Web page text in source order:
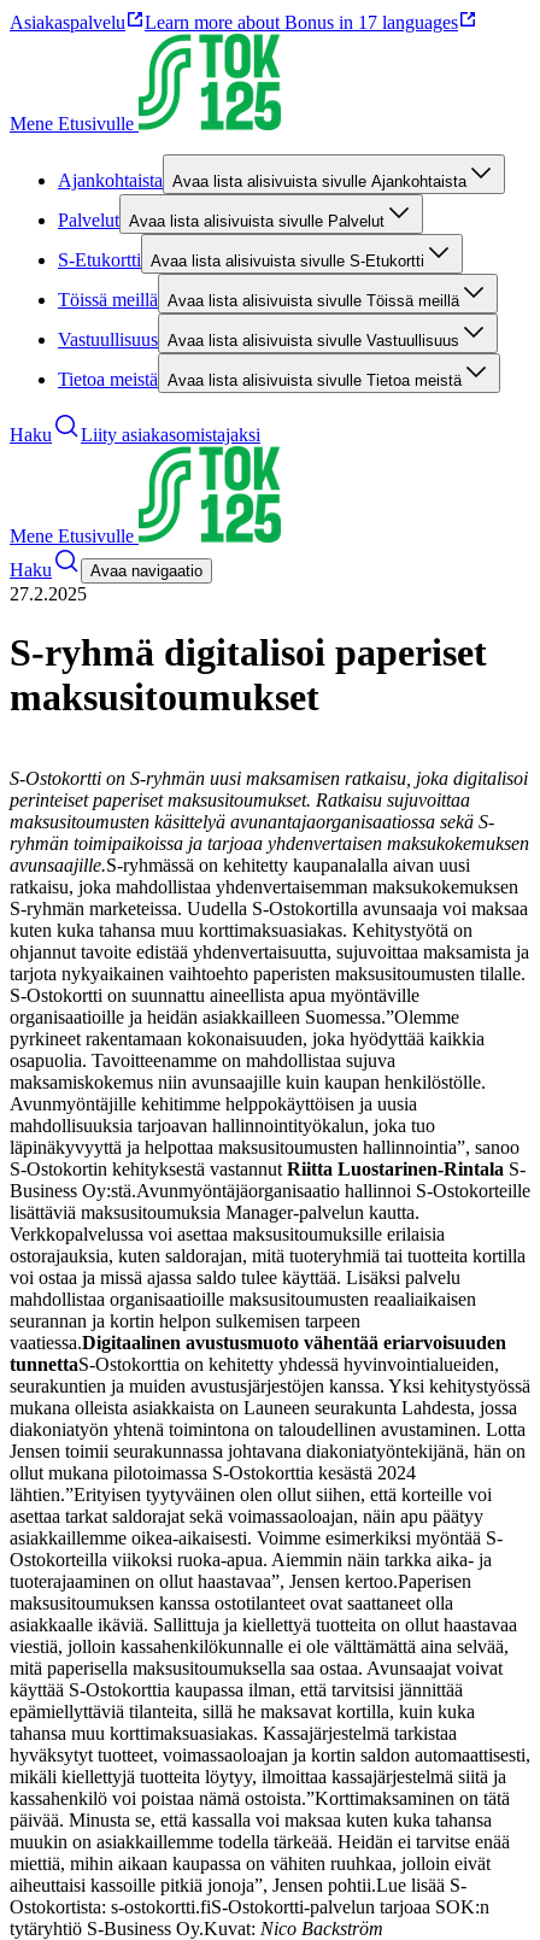
Asiakaspalvelu Learn more about Bonus in 17 languages
Mene Etusivulle
Ajankohtaista Avaa lista alisivuista sivulle Ajankohtaista
Palvelut Avaa lista alisivuista sivulle Palvelut
S-Etukortti Avaa lista alisivuista sivulle S-Etukortti
Töissä meillä Avaa lista alisivuista sivulle Töissä meillä
Vastuullisuus Avaa lista alisivuista sivulle Vastuullisuus
Tietoa meistä Avaa lista alisivuista sivulle Tietoa meistä
Haku Liity asiakasomistajaksi
Mene Etusivulle
Haku
Avaa navigaatio
27.2.2025
S-ryhmä digitalisoi paperiset
maksusitoumukset
S-Ostokortti on S-ryhmän uusi maksamisen ratkaisu, joka digitalisoi
perinteiset paperiset maksusitoumukset. Ratkaisu sujuvoittaa
maksusitoumusten käsittelyä avunantajaorganisaatiossa sekä S-
ryhmän toimipaikoissa ja tarjoaa yhdenvertaisen maksukokemuksen
avunsaajille.S-ryhmässä on kehitetty kaupanalalla aivan uusi
ratkaisu, joka mahdollistaa yhdenvertaisemman maksukokemuksen
S-ryhmän marketeissa. Uudella S-Ostokortilla avunsaaja voi maksaa
kuten kuka tahansa muu korttimaksuasiakas. Kehitystyötä on
ohjannut tavoite edistää yhdenvertaisuutta, sujuvoittaa maksamista ja
tarjota nykyaikainen vaihtoehto paperisten maksusitoumusten tilalle.
S-Ostokortti on suunnattu aineellista apua myöntäville
organisaatioille ja heidän asiakkailleen Suomessa.”Olemme
pyrkineet rakentamaan kokonaisuuden, joka hyödyttää kaikkia
osapuolia. Tavoitteenamme on mahdollistaa sujuva
maksamiskokemus niin avunsaajille kuin kaupan henkilöstölle.
Avunmyöntäjille kehitimme helppokäyttöisen ja uusia
mahdollisuuksia tarjoavan hallinnointityökalun, joka tuo
läpinäkyvyyttä ja helpottaa maksusitoumusten hallinnointia”, sanoo
S-Ostokortin kehityksestä vastannut Riitta Luostarinen-Rintala S-
Business Oy:stä.Avunmyöntäjäorganisaatio hallinnoi S-Ostokorteille
lisättäviä maksusitoumuksia Manager-palvelun kautta.
Verkkopalvelussa voi asettaa maksusitoumuksille erilaisia
ostorajauksia, kuten saldorajan, mitä tuoteryhmiä tai tuotteita kortilla
voi ostaa ja missä ajassa saldo tulee käyttää. Lisäksi palvelu
mahdollistaa organisaatioille maksusitoumusten reaaliaikaisen
seurannan ja kortin helpon sulkemisen tarpeen
vaatiessa.Digitaalinen avustusmuoto vähentää eriarvoisuuden
tunnettaS-Ostokorttia on kehitetty yhdessä hyvinvointialueiden,
seurakuntien ja muiden avustusjärjestöjen kanssa. Yksi kehitystyössä
mukana olleista asiakkaista on Launeen seurakunta Lahdesta, jossa
diakoniatyön yhtenä toimintona on taloudellinen avustaminen. Lotta
Jensen toimii seurakunnassa johtavana diakoniatyöntekijänä, hän on
ollut mukana pilotoimassa S-Ostokorttia kesästä 2024
lähtien.”Erityisen tyytyväinen olen ollut siihen, että korteille voi
asettaa tarkat saldorajat sekä voimassaoloajan, näin apu päätyy
asiakkaillemme oikea-aikaisesti. Voimme esimerkiksi myöntää S-
Ostokorteilla viikoksi ruoka-apua. Aiemmin näin tarkka aika- ja
tuoterajaaminen on ollut haastavaa”, Jensen kertoo.Paperisen
maksusitoumuksen kanssa ostotilanteet ovat saattaneet olla
asiakkaalle ikäviä. Sallittuja ja kiellettyä tuotteita on ollut haastavaa
viestiä, jolloin kassahenkilökunnalle ei ole välttämättä aina selvää,
mitä paperisella maksusitoumuksella saa ostaa. Avunsaajat voivat
käyttää S-Ostokorttia kaupassa ilman, että tarvitsisi jännittää
epämiellyttäviä tilanteita, sillä he maksavat kortilla, kuin kuka
tahansa muu korttimaksuasiakas. Kassajärjestelmä tarkistaa
hyväksytyt tuotteet, voimassaoloajan ja kortin saldon automaattisesti,
mikäli kiellettyjä tuotteita löytyy, ilmoittaa kassajärjestelmä siitä ja
kassahenkilö voi poistaa nämä ostoista.”Korttimaksaminen on tätä
päivää. Minusta se, että kassalla voi maksaa kuten kuka tahansa
muukin on asiakkaillemme todella tärkeää. Heidän ei tarvitse enää
miettiä, mihin aikaan kaupassa on vähiten ruuhkaa, jolloin eivät
aiheuttaisi kassoille pitkiä jonoja”, Jensen pohtii.Lue lisää S-
Ostokortista: s-ostokortti.fiS-Ostokortti-palvelun tarjoaa SOK:n
tytäryhtiö S-Business Oy.Kuvat: Nico Backström